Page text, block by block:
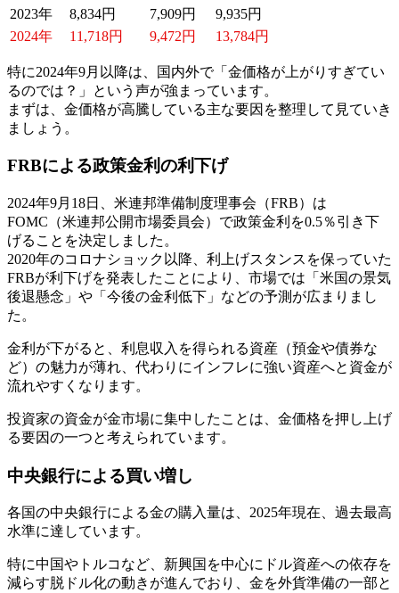
2023年
8,834円 7,909円
9,935円
2024年
11,718円 9,472円 13,784円
特に2024年9月以降は、国内外で「金価格が上がりすぎてい
るのでは？」という声が強まっています。
まずは、金価格が高騰している主な要因を整理して見ていき
ましょう。
FRBによる政策金利の利下げ
2024年9月18日、米連邦準備制度理事会（FRB）は
FOMC（米連邦公開市場委員会）で政策金利を0.5％引き下
げることを決定しました。
2020年のコロナショック以降、利上げスタンスを保っていた
FRBが利下げを発表したことにより、市場では「米国の景気
後退懸念」や「今後の金利低下」などの予測が広まりまし
た。
金利が下がると、利息収入を得られる資産（預金や債券な
ど）の魅力が薄れ、代わりにインフレに強い資産へと資金が
流れやすくなります。
投資家の資金が金市場に集中したことは、金価格を押し上げ
る要因の一つと考えられています。
中央銀行による買い増し
各国の中央銀行による金の購入量は、2025年現在、過去最高
水準に達しています。
特に中国やトルコなど、新興国を中心にドル資産への依存を
減らす脱ドル化の動きが進んでおり、金を外貨準備の一部と